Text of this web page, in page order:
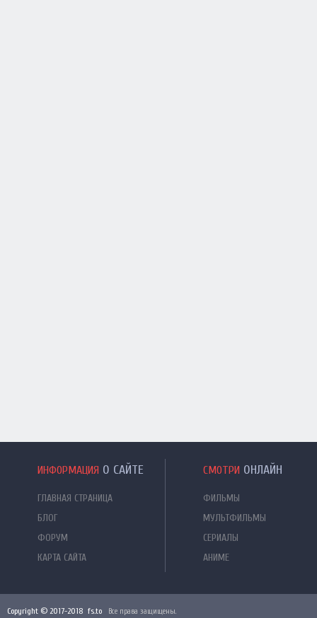
ИНФОРМАЦИЯ О САЙТЕ
ГЛАВНАЯ СТРАНИЦА
БЛОГ
ФОРУМ
КАРТА САЙТА
СМОТРИ ОНЛАЙН
ФИЛЬМЫ
МУЛЬТФИЛЬМЫ
СЕРИАЛЫ
АНИМЕ
Copyright © 2017-2018 fs.to Все права защищены.